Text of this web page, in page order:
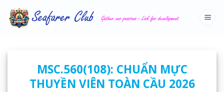
content
MSC.560(108): CHUẨN MỰC
THUYỀN VIÊN TOÀN CẦU 2026